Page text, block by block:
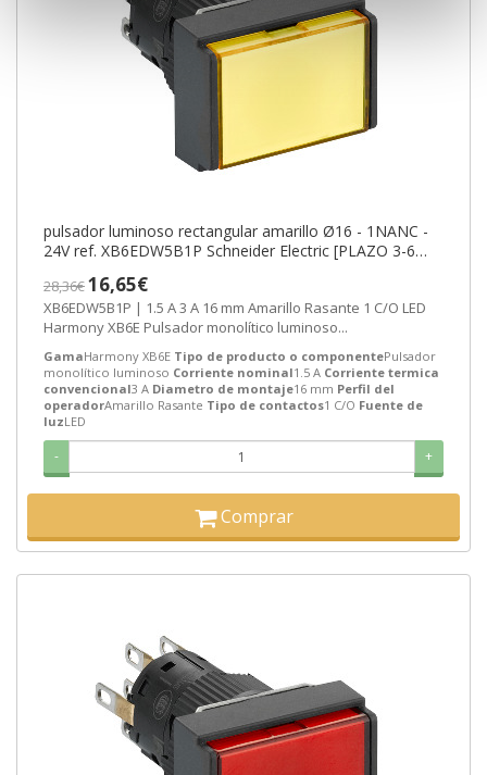
pulsador luminoso rectangular amarillo Ø16 - 1NANC -
24V ref. XB6EDW5B1P Schneider Electric [PLAZO 3-6
28,36€16,65€
XB6EDW5B1P | 1.5 A 3 A 16 mm Amarillo Rasante 1 C/O LED
Harmony XB6E Pulsador monolítico luminoso...
GamaHarmony XB6E Tipo de producto o componentePulsador
monolítico luminoso Corriente nominal1.5 A Corriente termica
convencional3 A Diametro de montaje16 mm Perfil del
operadorAmarillo Rasante Tipo de contactos1 C/O Fuente de
luzLED
- +
Comprar